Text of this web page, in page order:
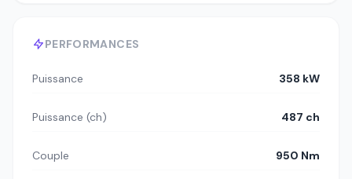
PERFORMANCES
Puissance 358 kW
Puissance (ch) 487 ch
Couple 950 Nm